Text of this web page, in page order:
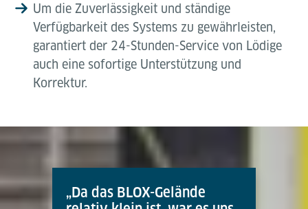
Um die Zuverlässigkeit und ständige
Verfügbarkeit des Systems zu gewährleisten,
garantiert der 24-Stunden-Service von Lödige
auch eine sofortige Unterstützung und
Korrektur.
„Da das BLOX-Gelände